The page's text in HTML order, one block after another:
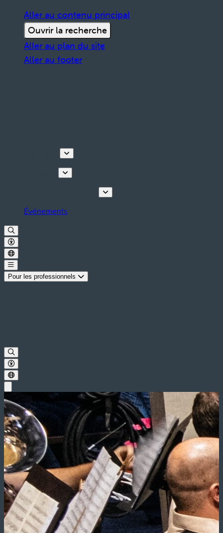
Aller au contenu principal
Ouvrir la recherche
Aller au plan du site
Aller au footer
Événements
Pour les professionnels